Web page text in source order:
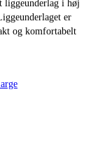
liggeunderlag i høj
er
og komfortabelt